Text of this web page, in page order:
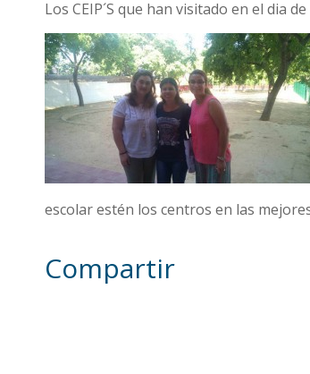
Los CEIP´S que han visitado en el dia
escolar estén los centros en las
Compartir